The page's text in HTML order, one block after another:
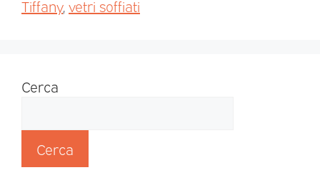
Tiffany, vetri soffiati
Cerca
Cerca